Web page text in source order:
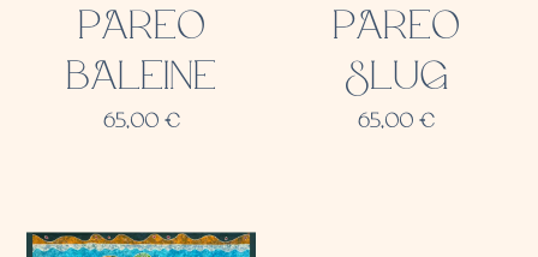
PAREO
BALEINE
65,00 €
PAREO
SLUG
65,00€